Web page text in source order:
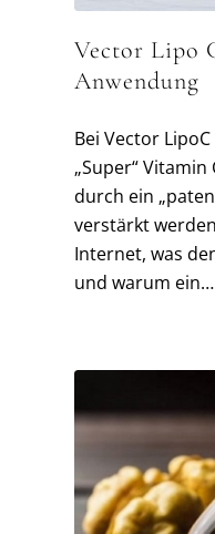
Vector Lipo
Anwendung
Bei Vector
„Super“
durch ein
verstärkt
Internet, was
und warum ein…